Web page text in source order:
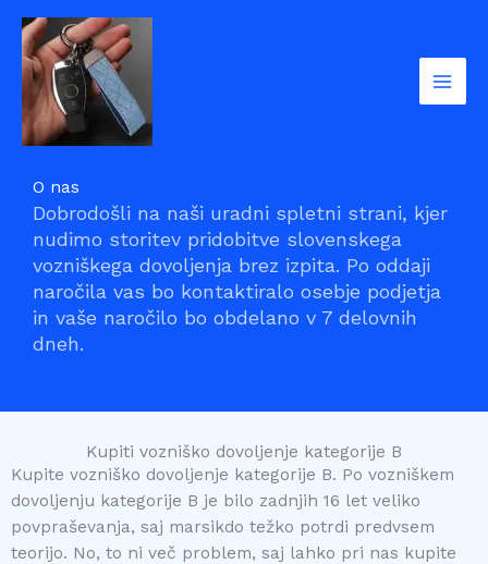
content
O nas
Dobrodošli na naši uradni spletni strani, kjer
nudimo storitev pridobitve slovenskega
vozniškega dovoljenja brez izpita. Po oddaji
naročila vas bo kontaktiralo osebje podjetja
in vaše naročilo bo obdelano v 7 delovnih
dneh.
Kupiti vozniško dovoljenje kategorije B
Kupite vozniško dovoljenje kategorije B. Po vozniškem
dovoljenju kategorije B je bilo zadnjih 16 let veliko
povpraševanja, saj marsikdo težko potrdi predvsem
teorijo. No, to ni več problem, saj lahko pri nas kupite